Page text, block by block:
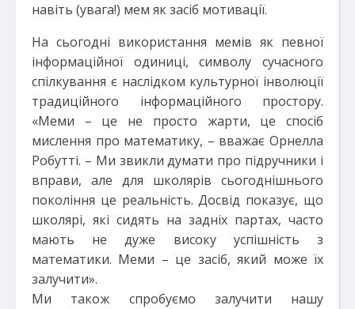
навіть (увага!) мем як засіб мотивації.
На сьогодні використання мемів як певної
інформаційної одиниці, символу сучасного
спілкування є наслідком культурної інволюції
традиційного інформаційного простору.
«Меми – це не просто жарти, це спосіб
мислення про математику, – вважає Орнелла
Робутті. – Ми звикли думати про підручники і
вправи, але для школярів сьогоднішнього
покоління це реальність. Досвід показує, що
школярі, які сидять на задніх партах, часто
мають не дуже високу успішність з
математики. Меми – це засіб, який може їх
залучити».
Ми також спробуємо залучити нашу